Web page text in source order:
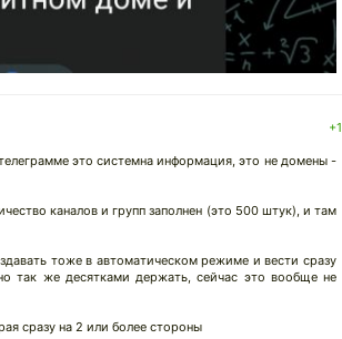
+1
это системна информация, это не домены -
каналов и групп заполнен (это 500 штук), и там
тоже в автоматическом режиме и вести сразу
так же десятками держать, сейчас это вообще не
сразу на 2 или более стороны